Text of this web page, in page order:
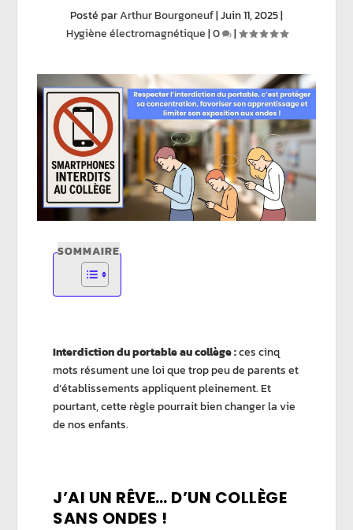
Posté parArthur Bourgoneuf|Juin 11, 2025|
Hygiène électromagnétique|0 |
SOMMAIRE
Interdiction du portable au collège :ces cinq
mots résument une loi que trop peu de parents et
d’établissements appliquent pleinement. Et
pourtant, cette règle pourrait bien changer la vie
de nos enfants.
J’AI UN RÊVE… D’UN COLLÈGE
SANS ONDES !